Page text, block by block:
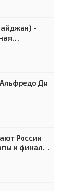
-
Альфредо Ди
России
и финал